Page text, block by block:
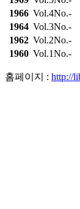
1966 Vol.4No.-
1964 Vol.3No.-
1962 Vol.2No.-
1960 Vol.1No.-
홈페이지 : http://